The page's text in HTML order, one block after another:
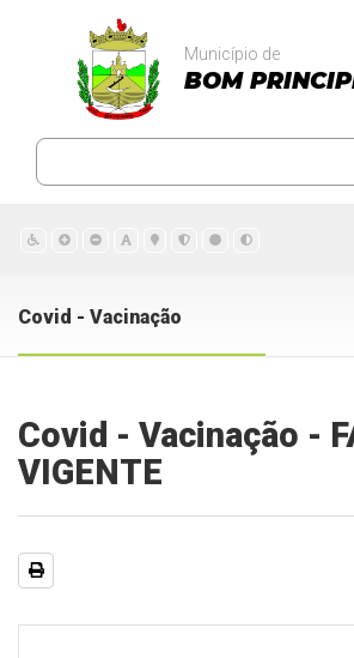
Município de
BOM
Covid - Vacinação
Covid - Vacinação -
VIGENTE